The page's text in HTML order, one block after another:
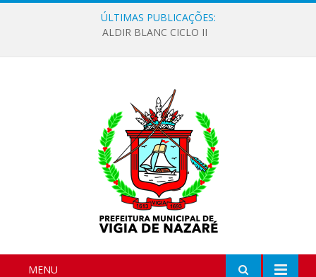
ÚLTIMAS PUBLICAÇÕES:
ALDIR BLANC CICLO II
MENU